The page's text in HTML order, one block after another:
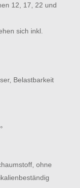
12, 17, 22 und
sich inkl.
Belastbarkeit
ohne